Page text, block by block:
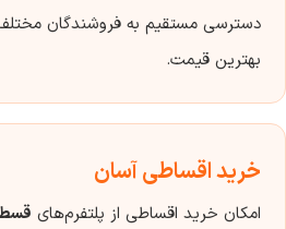
دسترسی مستقیم به فروشندگان
بهترین قیمت.
خرید اقساطی آسان
امکان خرید اقساطی از پلتفرم‌های